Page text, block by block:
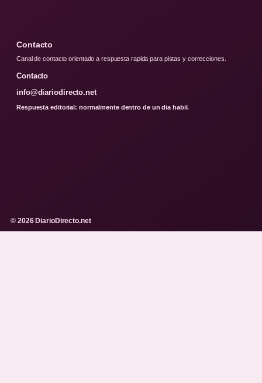
Contacto
Canal de contacto orientado a respuesta rapida para pistas y correcciones.
Contacto
info@diariodirecto.net
Respuesta editorial: normalmente dentro de un dia habil.
© 2026 DiarioDirecto.net